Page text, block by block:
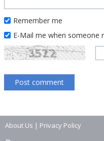
Remember me
E-Mail me when someone
About Us | Privacy Policy